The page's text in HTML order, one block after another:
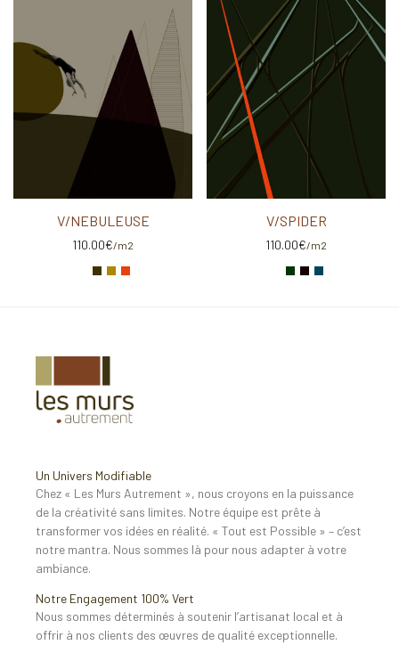
V/NEBULEUSE
110.00€/m2
V/SPIDER
110.00€/m2
Un Univers Modifiable
Chez « Les Murs Autrement », nous croyons en la puissance
de la créativité sans limites. Notre équipe est prête à
transformer vos idées en réalité. « Tout est Possible » – c’est
notre mantra. Nous sommes là pour nous adapter à votre
ambiance.
Notre Engagement 100% Vert
Nous sommes déterminés à soutenir l’artisanat local et à
offrir à nos clients des œuvres de qualité exceptionnelle.